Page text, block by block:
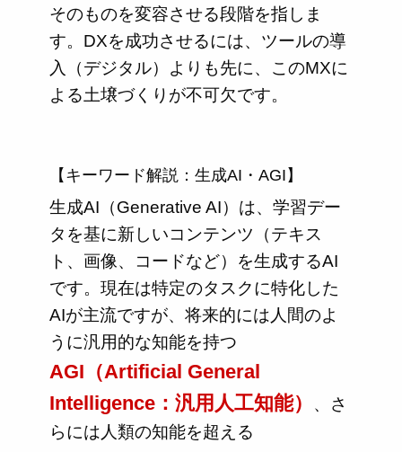
そのものを変容させる段階を指しま
す。DXを成功させるには、ツールの導
入（デジタル）よりも先に、このMXに
よる土壌づくりが不可欠です。
【キーワード解説：生成AI・AGI】
生成AI（Generative AI）は、学習デー
タを基に新しいコンテンツ（テキス
ト、画像、コードなど）を生成するAI
です。現在は特定のタスクに特化した
AIが主流ですが、将来的には人間のよ
うに汎用的な知能を持つ
AGI（Artificial General
Intelligence：汎用人工知能）
、さ
らには人類の知能を超える